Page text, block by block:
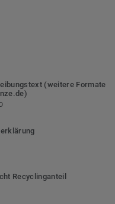
(weitere Formate
Recyclinganteil